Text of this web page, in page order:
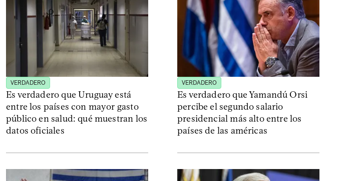
VERDADERO
Es verdadero que Uruguay está
entre los países con mayor gasto
público en salud: qué muestran los
datos oficiales
VERDADERO
Es verdadero que Yamandú Orsi
percibe el segundo salario
presidencial más alto entre los
países de las américas